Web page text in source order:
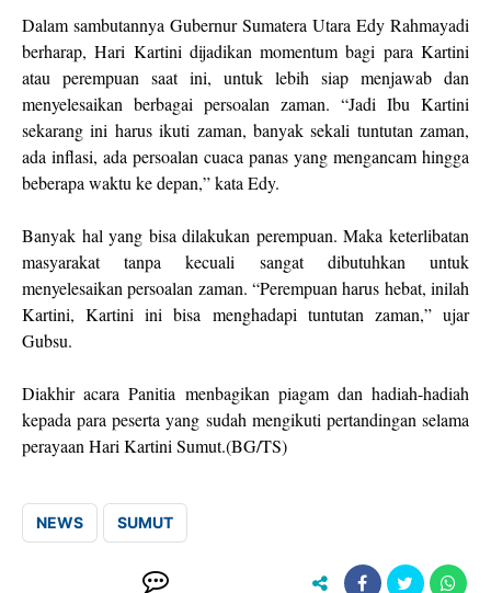
Dalam sambutannya Gubernur Sumatera Utara Edy Rahmayadi
berharap, Hari Kartini dijadikan momentum bagi para Kartini
atau perempuan saat ini, untuk lebih siap menjawab dan
menyelesaikan berbagai persoalan zaman. “Jadi Ibu Kartini
sekarang ini harus ikuti zaman, banyak sekali tuntutan zaman,
ada inflasi, ada persoalan cuaca panas yang mengancam hingga
beberapa waktu ke depan,” kata Edy.
Banyak hal yang bisa dilakukan perempuan. Maka keterlibatan
masyarakat tanpa kecuali sangat dibutuhkan untuk
menyelesaikan persoalan zaman. “Perempuan harus hebat, inilah
Kartini, Kartini ini bisa menghadapi tuntutan zaman,” ujar
Gubsu.
Diakhir acara Panitia menbagikan piagam dan hadiah-hadiah
kepada para peserta yang sudah mengikuti pertandingan selama
perayaan Hari Kartini Sumut.(BG/TS)
NEWS SUMUT